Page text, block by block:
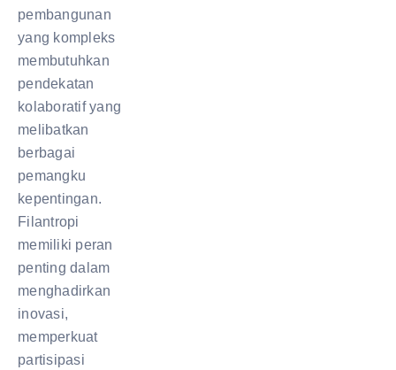
pembangunan
yang kompleks
membutuhkan
pendekatan
kolaboratif yang
melibatkan
berbagai
pemangku
kepentingan.
Filantropi
memiliki peran
penting dalam
menghadirkan
inovasi,
memperkuat
partisipasi